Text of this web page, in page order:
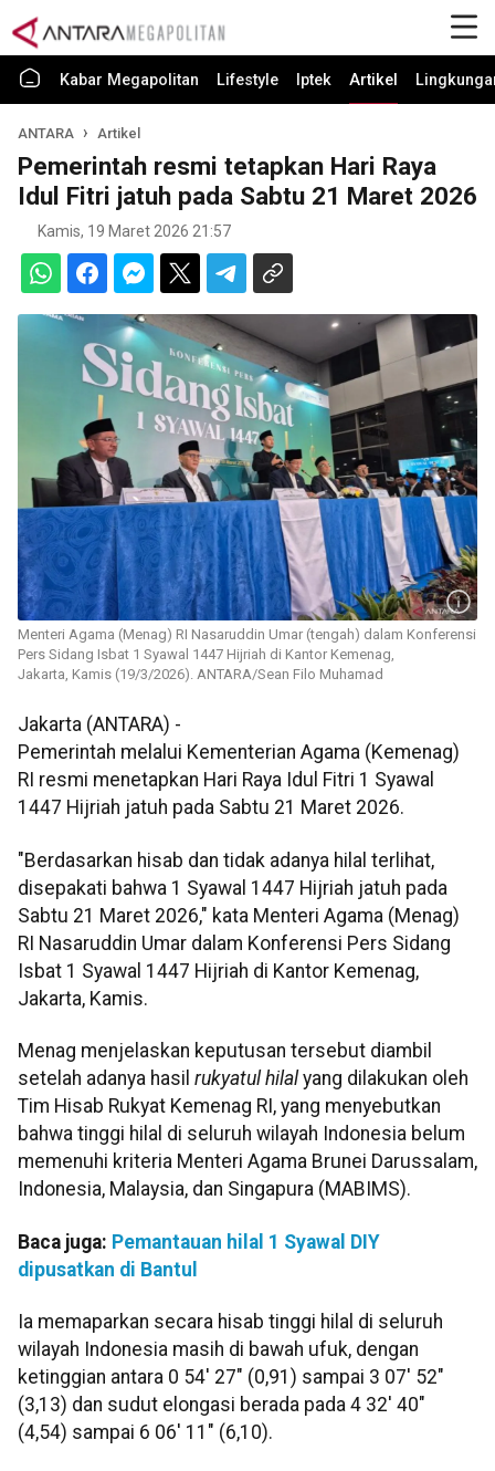
Kabar Megapolitan Lifestyle Iptek Artikel
ANTARA Artikel
Pemerintah resmi tetapkan Hari Raya
Idul Fitri jatuh pada Sabtu 21 Maret 2026
Kamis, 19 Maret 2026 21:57
Menteri Agama (Menag) RI Nasaruddin Umar (tengah) dalam Konferensi
Pers Sidang Isbat 1 Syawal 1447 Hijriah di Kantor Kemenag,
Jakarta, Kamis (19/3/2026). ANTARA/Sean Filo Muhamad
Jakarta (ANTARA) -
Pemerintah melalui Kementerian Agama (Kemenag)
RI resmi menetapkan Hari Raya Idul Fitri 1 Syawal
1447 Hijriah jatuh pada Sabtu 21 Maret 2026.
"Berdasarkan hisab dan tidak adanya hilal terlihat,
disepakati bahwa 1 Syawal 1447 Hijriah jatuh pada
Sabtu 21 Maret 2026," kata Menteri Agama (Menag)
RI Nasaruddin Umar dalam Konferensi Pers Sidang
Isbat 1 Syawal 1447 Hijriah di Kantor Kemenag,
Jakarta, Kamis.
Menag menjelaskan keputusan tersebut diambil
setelah adanya hasil rukyatul hilal yang dilakukan oleh
Tim Hisab Rukyat Kemenag RI, yang menyebutkan
bahwa tinggi hilal di seluruh wilayah Indonesia belum
memenuhi kriteria Menteri Agama Brunei Darussalam,
Indonesia, Malaysia, dan Singapura (MABIMS).
Baca juga: Pemantauan hilal 1 Syawal DIY
dipusatkan di Bantul
Ia memaparkan secara hisab tinggi hilal di seluruh
wilayah Indonesia masih di bawah ufuk, dengan
ketinggian antara 0 54' 27" (0,91) sampai 3 07' 52"
(3,13) dan sudut elongasi berada pada 4 32' 40"
(4,54) sampai 6 06' 11" (6,10).